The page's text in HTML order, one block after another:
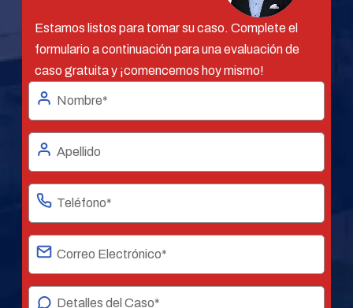
Estamos listos para tomar su caso. Complete el
formulario a continuación para una evaluación de
caso gratuita y ¡comencemos hoy mismo!